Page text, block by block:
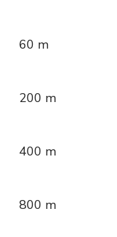
60 m
200 m
400 m
800 m